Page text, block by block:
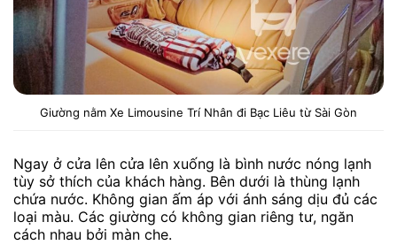
Giường nằm Xe Limousine Trí Nhân đi Bạc Liêu từ Sài Gòn
Ngay ở cửa lên cửa lên xuống là bình nước nóng lạnh
tùy sở thích của khách hàng. Bên dưới là thùng lạnh
chứa nước. Không gian ấm áp với ánh sáng dịu đủ các
loại màu. Các giường có không gian riêng tư, ngăn
cách nhau bởi màn che.